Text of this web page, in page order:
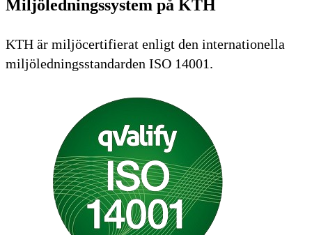
Miljöledningssystem på KTH
KTH är miljöcertifierat enligt den internationella
miljöledningsstandarden ISO 14001.